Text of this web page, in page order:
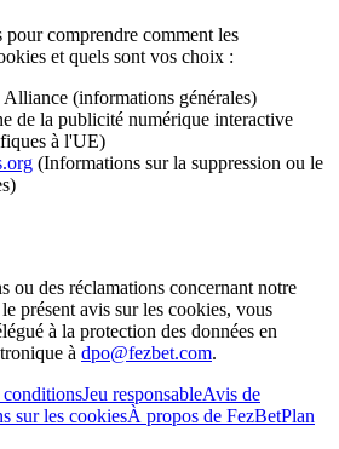
pour comprendre comment les
et quels sont vos choix :
(informations générales)
de la publicité numérique interactive
à l'UE)
(Informations sur la suppression ou le
ou des réclamations concernant notre
présent avis sur les cookies, vous
à la protection des données en
à dpo@fezbet.com.
conditionsJeu responsableAvis de
sur les cookiesÀ propos de FezBetPlan